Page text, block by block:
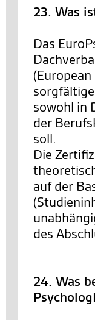
23. Was
Das
sowohl in
der
soll.
Die
auf der
des
24. Was